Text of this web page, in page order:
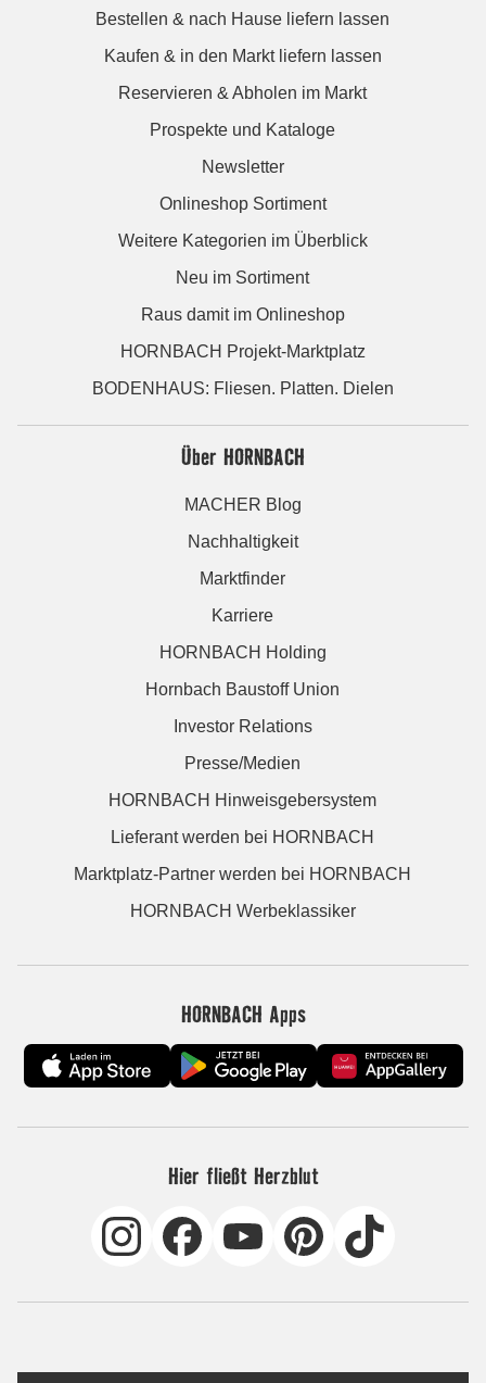
Bestellen & nach Hause liefern lassen
Kaufen & in den Markt liefern lassen
Reservieren & Abholen im Markt
Prospekte und Kataloge
Newsletter
Onlineshop Sortiment
Weitere Kategorien im Überblick
Neu im Sortiment
Raus damit im Onlineshop
HORNBACH Projekt-Marktplatz
BODENHAUS: Fliesen. Platten. Dielen
Über HORNBACH
MACHER Blog
Nachhaltigkeit
Marktfinder
Karriere
HORNBACH Holding
Hornbach Baustoff Union
Investor Relations
Presse/Medien
HORNBACH Hinweisgebersystem
Lieferant werden bei HORNBACH
Marktplatz-Partner werden bei HORNBACH
HORNBACH Werbeklassiker
HORNBACH Apps
Hier fließt Herzblut